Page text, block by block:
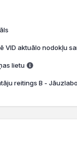
VID aktuālo nodokļu
lietu
reitings B -